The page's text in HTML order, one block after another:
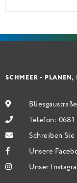
Sanierung in
SCHMEER -
Telefon: 0681
Schreiben
Unsere
Unser